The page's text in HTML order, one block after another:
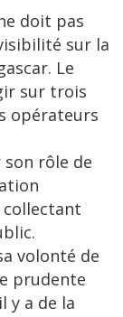
doit pas
sur la
Le
sur trois
opérateurs
rôle de
collectant
volonté de
prudente
y a de la